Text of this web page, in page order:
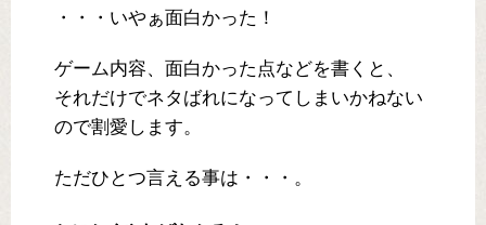
・・・いやぁ面白かった！
ゲーム内容、面白かった点などを書くと、
それだけでネタばれになってしまいかねない
ので割愛します。
ただひとつ言える事は・・・。